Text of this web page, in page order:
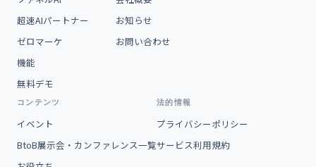
超速AIパートナー
ゼロマーケ
機能
無料デモ
お知らせ
お問い合わせ
コンテンツ
イベント
BtoB展示会・カンファレンス一覧
法的情報
プライバシーポリシー
サービス利用規約